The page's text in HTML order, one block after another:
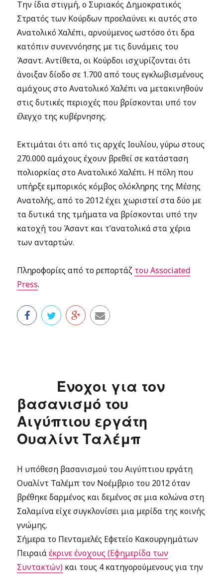
Την ίδια στιγμή, ο Συριακός Δημοκρατικός
Στρατός των Κούρδων προελαύνει κι αυτός στο
Ανατολικό Χαλέπι, αρνούμενος ωστόσο ότι δρα
κατόπιν συνεννόησης με τις δυνάμεις του
Άσαντ. Αντίθετα, οι Κούρδοι ισχυρίζονται ότι
άνοιξαν δίοδο σε 1.700 από τους εγκλωβισμένους
αμάχους στο Ανατολικό Χαλέπι να μετακινηθούν
στις δυτικές περιοχές που βρίσκονται υπό τον
έλεγχο της κυβέρνησης.
Εκτιμάται ότι από τις αρχές Ιουλίου, γύρω στους
270.000 αμάχους έχουν βρεθεί σε κατάσταση
πολιορκίας στο Ανατολικό Χαλέπι. Η πόλη που
υπήρξε εμπορικός κόμβος ολόκληρης της Μέσης
Ανατολής, από το 2012 έχει χωριστεί στα δύο με
τα δυτικά της τμήματα να βρίσκονται υπό την
κατοχή του Άσαντ και τ’ανατολικά στα χέρια
των ανταρτών.
Πληροφορίες από το ρεπορτάζ του Associated
Press.
Ένοχοι για τον
βασανισμό του
Αιγύπτιου εργάτη
Ουαλίντ Ταλέμπ
Η υπόθεση βασανισμού του Αιγύπτιου εργάτη
Ουαλίντ Ταλέμπ τον Νοέμβριο του 2012 όταν
βρέθηκε δαρμένος και δεμένος σε μια κολώνα στη
Σαλαμίνα είχε συγκλονίσει μια μερίδα της κοινής
γνώμης.
Σήμερα το Πενταμελές Εφετείο Κακουργημάτων
Πειραιάέκρινε ένοχους (Εφημερίδα των
Συντακτών) και τους 4 κατηγορούμενους για την